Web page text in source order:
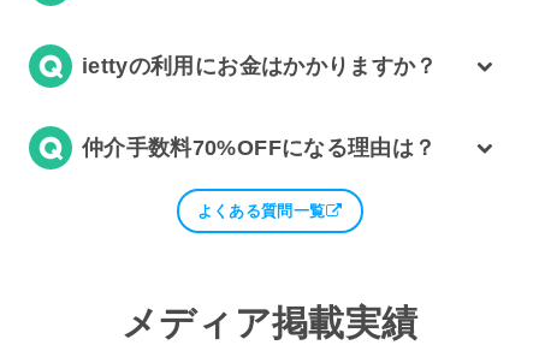
iettyの利用にお金はかかりますか？
仲介手数料70%OFFになる理由は？
よくある質問一覧
メディア掲載実績